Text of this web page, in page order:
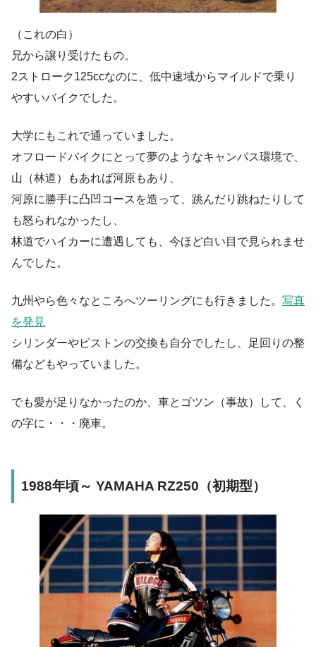
（これの白）
兄から譲り受けたもの。
2ストローク125ccなのに、低中速域からマイルドで乗り
やすいバイクでした。
大学にもこれで通っていました。
オフロードバイクにとって夢のようなキャンパス環境で、
山（林道）もあれば河原もあり、
河原に勝手に凸凹コースを造って、跳んだり跳ねたりして
も怒られなかったし、
林道でハイカーに遭遇しても、今ほど白い目で見られませ
んでした。
九州やら色々なところへツーリングにも行きました。 写真
を発見
シリンダーやピストンの交換も自分でしたし、足回りの整
備などもやっていました。
でも愛が足りなかったのか、車とゴツン（事故）して、く
の字に・・・廃車。
1988年頃～ YAMAHA RZ250（初期型）